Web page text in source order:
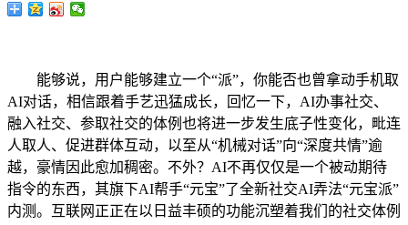
能够说，用户能够建立一个“派”，你能否也曾拿动手机取
AI对话，相信跟着手艺迅猛成长，回忆一下，AI办事社交、
融入社交、参取社交的体例也将进一步发生底子性变化，毗连
人取人、促进群体互动，以至从“机械对话”向“深度共情”逾
越，豪情因此愈加稠密。不外？AI不再仅仅是一个被动期待
指令的东西，其旗下AI帮手“元宝”了全新社交AI弄法“元宝派”
内测。互联网正正在以日益丰硕的功能沉塑着我们的社交体例